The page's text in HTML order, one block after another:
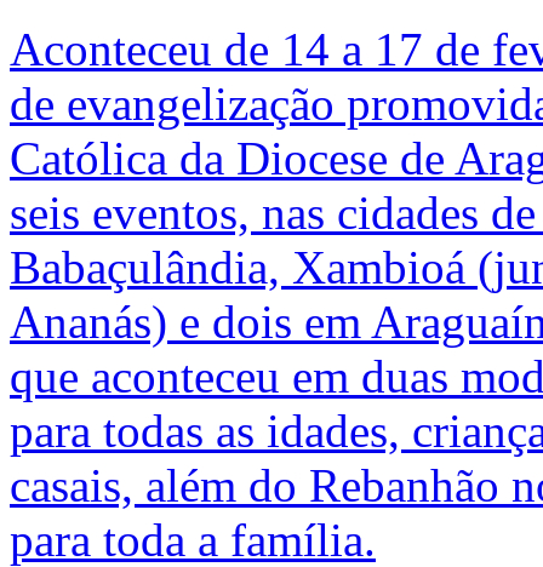
Aconteceu de 14 a 17 de
de evangelização
Católica da Diocese de
seis eventos, nas cidades
Babaçulândia, Xambioá
Ananás) e dois em
que aconteceu em duas
para todas as idades,
casais, além do Rebanhão
para toda a família.